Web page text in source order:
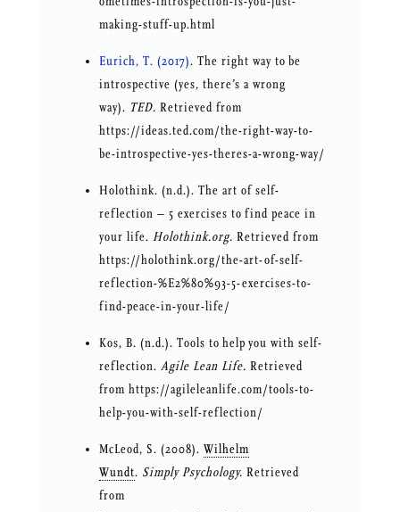
making-stuff-up.html
Eurich, T. (2017). The right way to be
introspective (yes, there’s a wrong
way). TED. Retrieved from
https://ideas.ted.com/the-right-way-to-
be-introspective-yes-theres-a-wrong-way/
Holothink. (n.d.). The art of self-
reflection – 5 exercises to find peace in
your life. Holothink.org. Retrieved from
https://holothink.org/the-art-of-self-
reflection-%E2%80%93-5-exercises-to-
find-peace-in-your-life/
Kos, B. (n.d.). Tools to help you with self-
reflection. Agile Lean Life. Retrieved
from https://agileleanlife.com/tools-to-
help-you-with-self-reflection/
McLeod, S. (2008). Wilhelm
Wundt. Simply Psychology. Retrieved
from